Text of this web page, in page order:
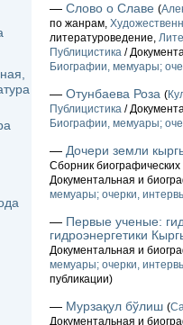
— Слово о Славе (
по жанрам,
литературоведение,
Публицистика /
Биографии, мемуары;
— Отунбаева Роза (
Публицистика /
Биографии, мемуары;
— Дочери земли
Сборник биографических
Документальная и
мемуары; очерки,
— Первые ученые:
гидроэнергетики
Документальная и
мемуары; очерки,
публикации)
— Мурзақул бўлиш (
Документальная и